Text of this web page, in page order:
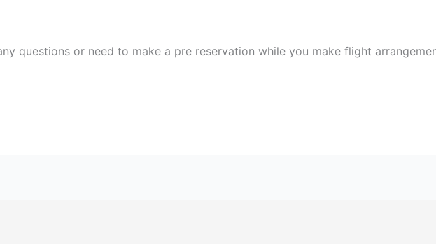
questions or need to make a pre reservation while you make flight